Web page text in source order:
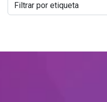
Filtrar por etiqueta